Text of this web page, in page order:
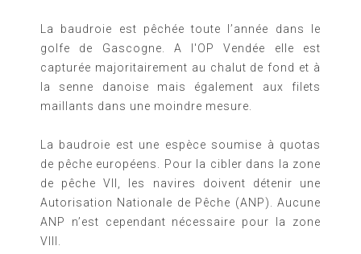
La baudroie est pêchée toute l’année dans le
golfe de Gascogne. A l'OP Vendée elle est
capturée majoritairement au chalut de fond et à
la senne danoise mais également aux filets
maillants dans une moindre mesure.
La baudroie est une espèce soumise à quotas
de pêche européens. Pour la cibler dans la zone
de pêche VII, les navires doivent détenir une
Autorisation Nationale de Pêche (ANP). Aucune
ANP n’est cependant nécessaire pour la zone
VIII.